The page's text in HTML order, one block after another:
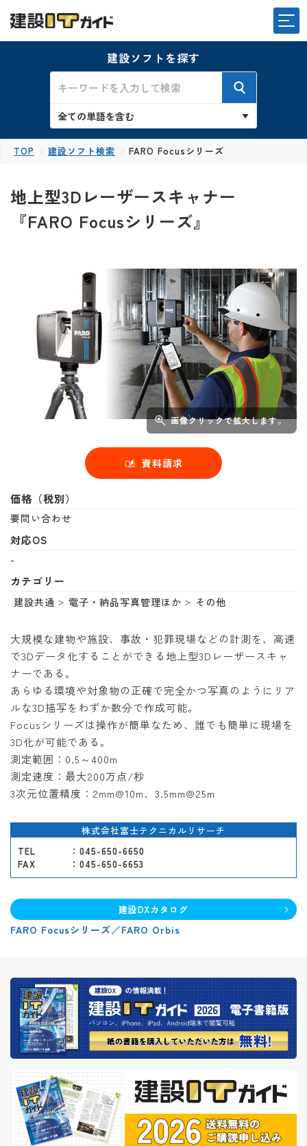
建設ソフトを探す
TOP 建設ソフト検索 FARO Focusシリーズ
地上型3Dレーザースキャナー
『FARO Focusシリーズ』
画像クリックで拡大します。
資料請求
価格（税別）
要問い合わせ
対応OS
-
カテゴリー
建設共通 電子・納品写真管理ほか その他
大規模な建物や施設、事故・犯罪現場などの計測を、高速
で3Dデータ化することができる地上型3Dレーザースキャ
ナーである。
あらゆる環境や対象物の正確で完全かつ写真のようにリア
ルな3D描写をわずか数分で作成可能。
Focusシリーズは操作が簡単なため、誰でも簡単に現場を
3D化が可能である。
測定範囲：0.5～400m
測定速度：最大200万点/秒
3次元位置精度：2mm@10m、3.5mm@25m
株式会社富士テクニカルリサーチ
TEL
：045-650-6650
FAX
：045-650-6653
建設DXカタログ
FARO Focusシリーズ／FARO Orbis